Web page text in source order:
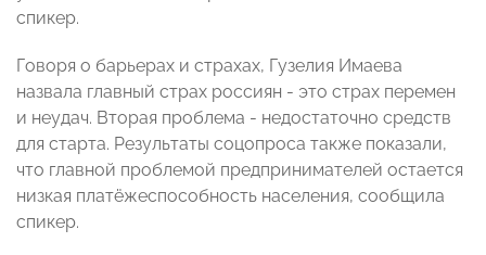
спикер.
Говоря о барьерах и страхах, Гузелия Имаева
назвала главный страх россиян - это страх перемен
и неудач. Вторая проблема - недостаточно средств
для старта. Результаты соцопроса также показали,
что главной проблемой предпринимателей остается
низкая платёжеспособность населения, сообщила
спикер.